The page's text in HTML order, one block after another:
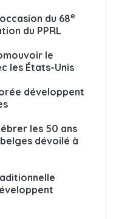
du 68e
du PPRL
le
les États-Unis
développent
les 50 ans
dévoilé à